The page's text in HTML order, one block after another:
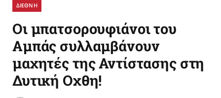
ΔΙΕΘΝΗ
Oι μπατσορουφιάνοι του
Αμπάς συλλαμβάνουν
μαχητές της Αντίστασης στη
Δυτική Οχθη!